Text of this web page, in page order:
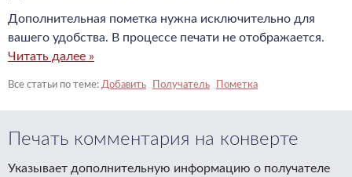
Дополнительная пометка нужна исключительно для
вашего удобства. В процессе печати не отображается.
Читать далее »
Добавить Получатель Пометка
Печать комментария на конверте
Указывает дополнительную информацию о получателе